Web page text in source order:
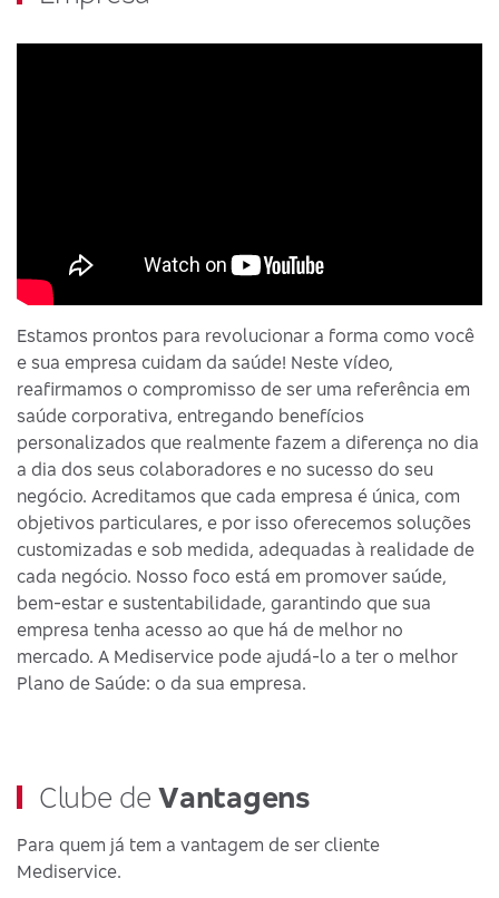
Estamos prontos para revolucionar a forma como você
e sua empresa cuidam da saúde! Neste vídeo,
reafirmamos o compromisso de ser uma referência em
saúde corporativa, entregando benefícios
personalizados que realmente fazem a diferença no dia
a dia dos seus colaboradores e no sucesso do seu
negócio. Acreditamos que cada empresa é única, com
objetivos particulares, e por isso oferecemos soluções
customizadas e sob medida, adequadas à realidade de
cada negócio. Nosso foco está em promover saúde,
bem-estar e sustentabilidade, garantindo que sua
empresa tenha acesso ao que há de melhor no
mercado. A Mediservice pode ajudá-lo a ter o melhor
Plano de Saúde: o da sua empresa.
Clube deVantagens
Para quem já tem a vantagem de ser cliente
Mediservice.